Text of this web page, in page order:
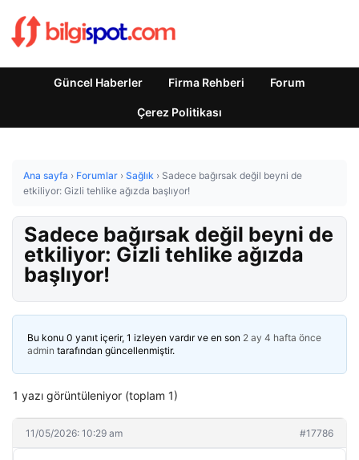
Güncel Haberler Firma Rehberi Forum
Çerez Politikası
Ana sayfa › Forumlar › Sağlık › Sadece bağırsak değil beyni de
etkiliyor: Gizli tehlike ağızda başlıyor!
Sadece bağırsak değil beyni de
etkiliyor: Gizli tehlike ağızda
başlıyor!
Bu konu 0 yanıt içerir, 1 izleyen vardır ve en son 2 ay 4 hafta önce
admin tarafından güncellenmiştir.
1 yazı görüntüleniyor (toplam 1)
11/05/2026: 10:29 am #17786